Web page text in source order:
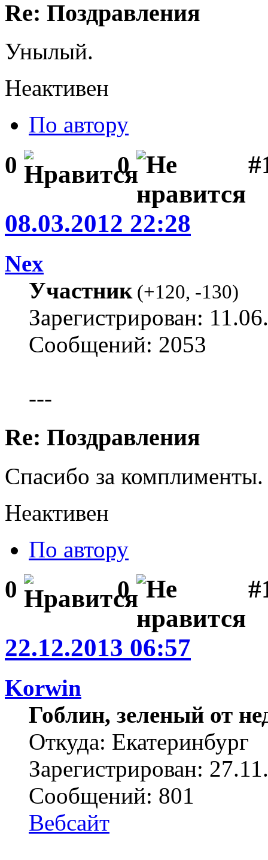
Re: Поздравления
Унылый.
Неактивен
По автору
0 0
08.03.2012 22:28
Nex
Участник(+120, -130)
Зарегистрирован:
Сообщений: 2053
---
Re: Поздравления
Спасибо за комплименты.
Неактивен
По автору
0 0
22.12.2013 06:57
Korwin
Гоблин, зеленый от
Откуда: Екатеринбург
Зарегистрирован:
Сообщений: 801
Вебсайт